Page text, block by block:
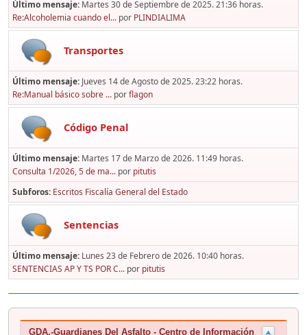
Último mensaje: Martes 30 de Septiembre de 2025. 21:36 horas.
Re:Alcoholemia cuando el... por PLINDIALIMA
Transportes
Último mensaje: Jueves 14 de Agosto de 2025. 23:22 horas.
Re:Manual básico sobre ... porflagon
Código Penal
Último mensaje: Martes 17 de Marzo de 2026. 11:49 horas.
Consulta 1/2026, 5 de ma... por pitutis
Subforos Escritos Fiscalía General del Estado
Sentencias
Último mensaje: Lunes 23 de Febrero de 2026. 10:40 horas.
SENTENCIAS AP Y TS POR C... por pitutis
GDA.-Guardianes Del Asfalto - Centro de Información